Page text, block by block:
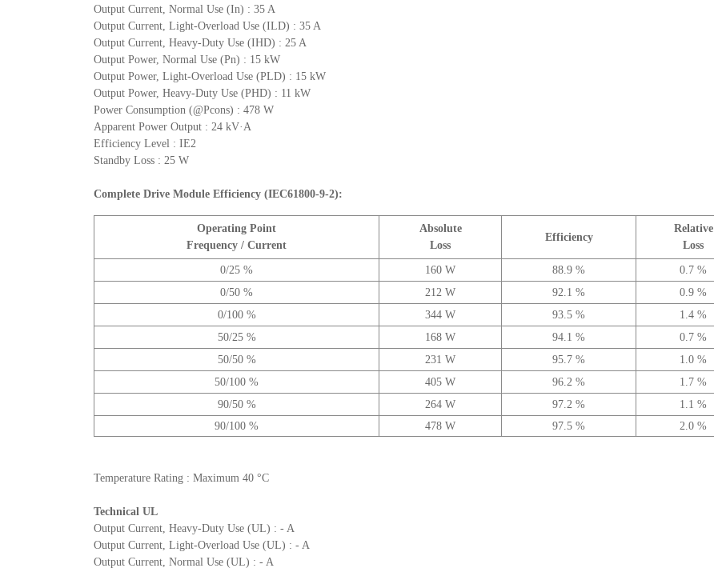
Output Current, Normal Use (In) : 35 A
Output Current, Light-Overload Use (ILD) : 35 A
Output Current, Heavy-Duty Use (IHD) : 25 A
Output Power, Normal Use (Pn) : 15 kW
Output Power, Light-Overload Use (PLD) : 15 kW
Output Power, Heavy-Duty Use (PHD) : 11 kW
Power Consumption (@Pcons) : 478 W
Apparent Power Output : 24 kV·A
Efficiency Level : IE2
Standby Loss : 25 W
Complete Drive Module Efficiency (IEC61800-9-2):
Operating Point
Frequency / Current
Absolute
Loss
Efficiency
Relative
Loss
0/25 % 160 W 88.9 %
0.7 %
0/50 %
212 W 92.1 %
0.9 %
0/100 %
344 W 93.5 %
1.4 %
50/25 %
168 W 94.1 %
0.7 %
50/50 %
231 W 95.7 %
1.0 %
50/100 %
405 W 96.2 %
1.7 %
90/50 %
264 W 97.2 %
1.1 %
90/100 %
478 W 97.5 % 2.0 %
Temperature Rating : Maximum 40 °C
Technical UL
Output Current, Heavy-Duty Use (UL) : - A
Output Current, Light-Overload Use (UL) : - A
Output Current, Normal Use (UL) : - A